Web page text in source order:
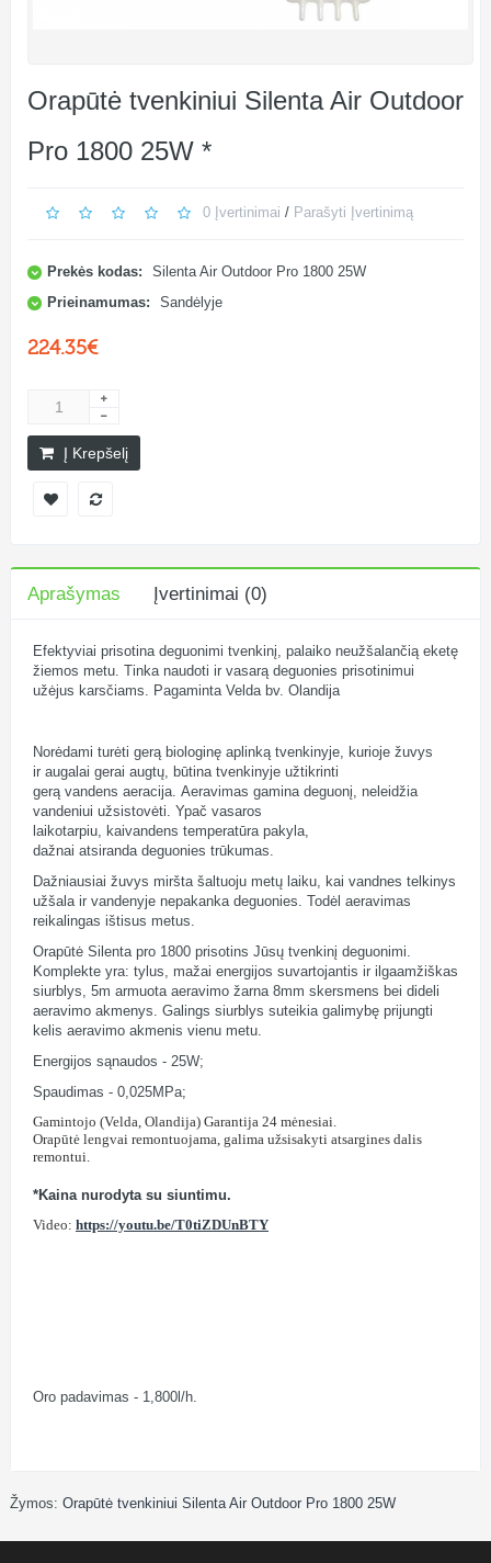
Orapūtė tvenkiniui Silenta Air Outdoor
Pro 1800 25W *
0 Įvertinimai / Parašyti Įvertinimą
Prekės kodas:
Silenta Air Outdoor Pro 1800 25W
Prieinamumas:
Sandėlyje
224.35€
Į Krepšelį
Aprašymas Įvertinimai (0)
Efektyviai prisotina deguonimi tvenkinį, palaiko neužšalančią eketę
žiemos metu. Tinka naudoti ir vasarą deguonies prisotinimui
užėjus karsčiams. Pagaminta Velda bv. Olandija
Norėdami turėti gerą biologinę aplinką tvenkinyje, kurioje žuvys
ir augalai gerai augtų, būtina tvenkinyje užtikrinti
gerą vandens aeracija. Aeravimas gamina deguonį, neleidžia
vandeniui užsistovėti Ypač vasaros
laikotarpiu, kaivandens temperatūra pakyla,
dažnai atsiranda deguonies trūkumas.
Dažniausiai žuvys miršta šaltuoju metų laiku, kai vandnes telkinys
užšala ir vandenyje nepakanka deguonies. Todėl aeravimas
reikalingas ištisus metus.
Orapūtė Silenta pro 1800 prisotins Jūsų tvenkinį deguonimi.
Komplekte yra: tylus, mažai energijos suvartojantis ir ilgaamžiškas
siurblys, 5m armuota aeravimo žarna 8mm skersmens bei dideli
aeravimo akmenys. Galings siurblys suteikia galimybę prijungti
kelis aeravimo akmenis vienu metu.
Energijos sąnaudos - 25W;
Spaudimas - 0,025MPa;
Gamintojo (Velda, Olandija) Garantija 24 mėnesiai.
Orapūtė lengvai remontuojama, galima užsisakyti atsargines dalis
remontui.
*Kaina nurodyta su siuntimu.
Video: https://youtu.be/T0tiZDUnBTY
Oro padavimas - 1,800l/h.
Žymos: Orapūtė tvenkiniui Silenta Air Outdoor Pro 1800 25W